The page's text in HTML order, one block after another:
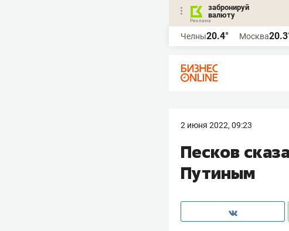
забронируй
валюту
Челны20.4° Москва
2 июня 2022, 09:23
Песков
Путиным